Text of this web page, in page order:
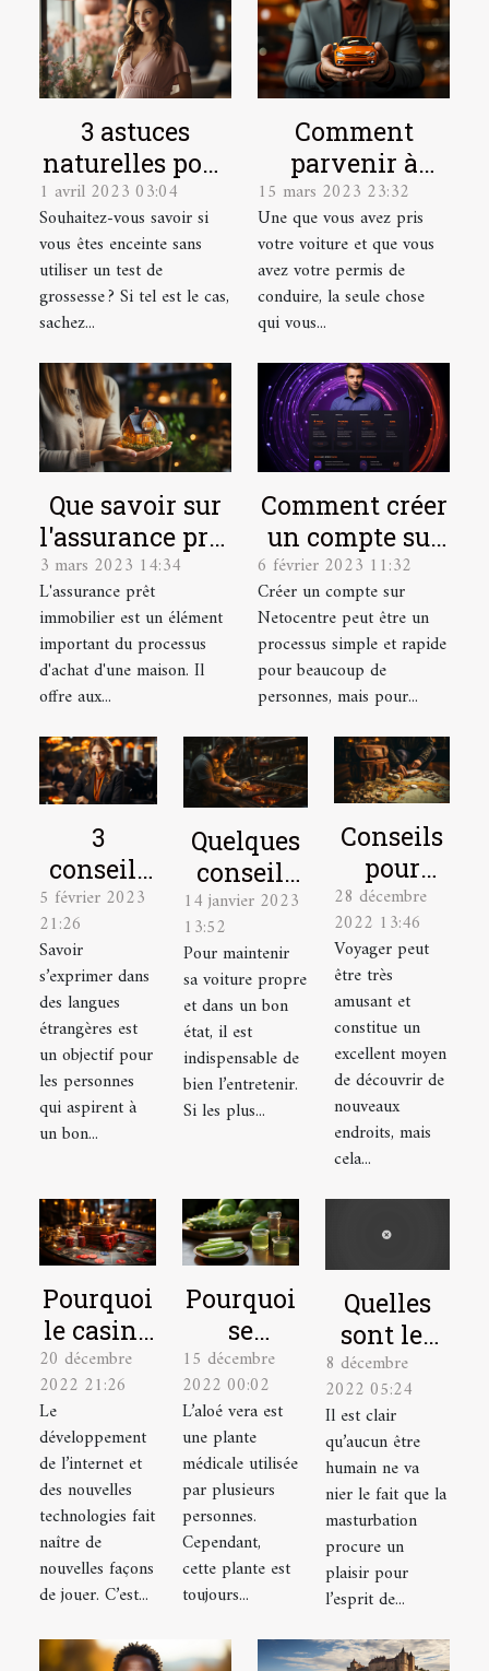
3 astuces
naturelles pour
détecter une
grossesse
1 avril 2023 03:04
Souhaitez-vous savoir si
vous êtes enceinte sans
utiliser un test de
grossesse ? Si tel est le cas,
sachez...
Comment
parvenir à
dénicher une
bonne
assurance auto
?
15 mars 2023 23:32
Une que vous avez pris
votre voiture et que vous
avez votre permis de
conduire, la seule chose
qui vous...
Que savoir sur
l'assurance prêt
immobilier ?
3 mars 2023 14:34
L'assurance prêt
immobilier est un élément
important du processus
d'achat d'une maison. Il
offre aux...
Comment créer
un compte sur
Netocentre ?
6 février 2023 11:32
Créer un compte sur
Netocentre peut être un
processus simple et rapide
pour beaucoup de
personnes, mais pour...
3
conseils
pour
mieux
parler
une
langue
étrangère
5 février 2023
21:26
Savoir
s’exprimer dans
des langues
étrangères est
un objectif pour
les personnes
qui aspirent à
un bon...
Quelques
conseils
pour bien
entretenir
sa voiture
14 janvier 2023
13:52
Pour maintenir
sa voiture propre
et dans un bon
état, il est
indispensable de
bien l’entretenir.
Si les plus...
Conseils
pour
élaborer
le plan
de
voyage
idéal
28 décembre
2022 13:46
Voyager peut
être très
amusant et
constitue un
excellent moyen
de découvrir de
nouveaux
endroits, mais
cela...
Pourquoi
le casino
en ligne
est-il un
excellent
choix ?
20 décembre
2022 21:26
Le
développement
de l’internet et
des nouvelles
technologies fait
naître de
nouvelles façons
de jouer. C’est...
Pourquoi
se
soigner
avec la
plante
aloé vera
?
15 décembre
2022 00:02
L’aloé vera est
une plante
médicale utilisée
par plusieurs
personnes.
Cependant,
cette plante est
toujours...
Quelles
sont les
astuces
pour bien
se
masturber
?
8 décembre
2022 05:24
Il est clair
qu’aucun être
humain ne va
nier le fait que la
masturbation
procure un
plaisir pour
l’esprit de...